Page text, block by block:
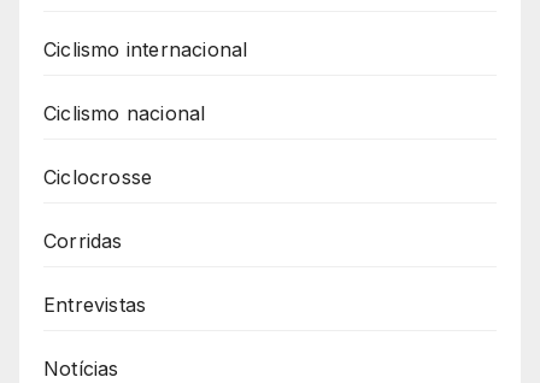
Ciclismo internacional
Ciclismo nacional
Ciclocrosse
Corridas
Entrevistas
Notícias